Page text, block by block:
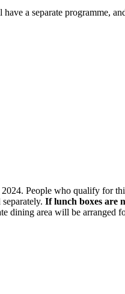
a separate programme,
People who qualify for
If lunch boxes are
dining area will be arranged